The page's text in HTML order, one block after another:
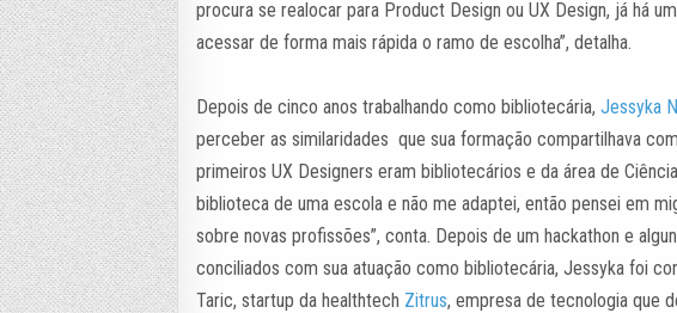
procura se realocar para Product Design ou UX Design, já há
acessar de forma mais rápida o ramo de escolha”, detalha.
Depois de cinco anos trabalhando como bibliotecária,Jessyka
perceber as similaridades que sua formação compartilhava
primeiros UX Designers eram bibliotecários e da área de
biblioteca de uma escola e não me adaptei, então pensei em
sobre novas profissões”, conta. Depois de um hackathon e
conciliados com sua atuação como bibliotecária, Jessyka foi
Taric, startup da healthtech Zitrus, empresa de tecnologia que